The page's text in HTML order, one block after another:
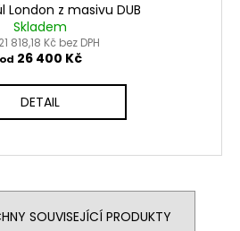
London z masivu DUB
Skladem
818,18 Kč bez DPH
od 26 400 Kč
DETAIL
SOUVISEJÍCÍ PRODUKTY